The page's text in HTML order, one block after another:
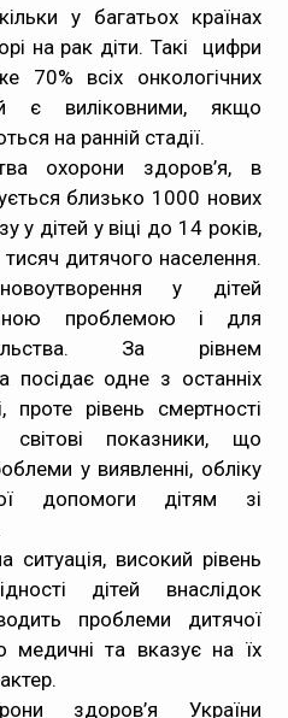
у багатьох країнах
на рак діти. Такі цифри
70% всіх онкологічних
є виліковними, якщо
на ранній стадії.
охорони здоров’я, в
близько 1000 нових
у дітей у віці до 14 років,
дитячого населення.
у дітей
проблемою і для
За рівнем
посідає одне з останніх
проте рівень смертності
світові показники, що
у виявленні, обліку
допомоги дітям зі
ситуація, високий рівень
дітей внаслідок
проблеми дитячої
медичні та вказує на їх
здоров’я України